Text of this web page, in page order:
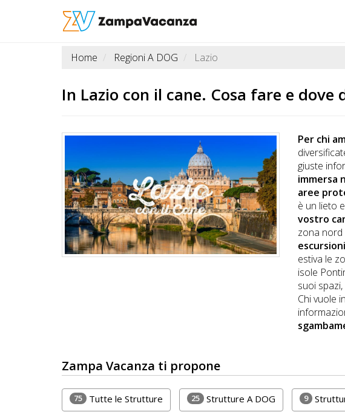
STRUTTURE
OFFERTE
Home Regioni A DOG Lazio
In Lazio con il cane. Cosa fare e dove
Per chi
giuste
immersa
aree
è un lieto
vostro
zona nord
escursioni
estiva le
isole
suoi
Chi vuole
Zampa Vacanza ti propone
75 Tutte le Strutture 25 Strutture A DOG 9